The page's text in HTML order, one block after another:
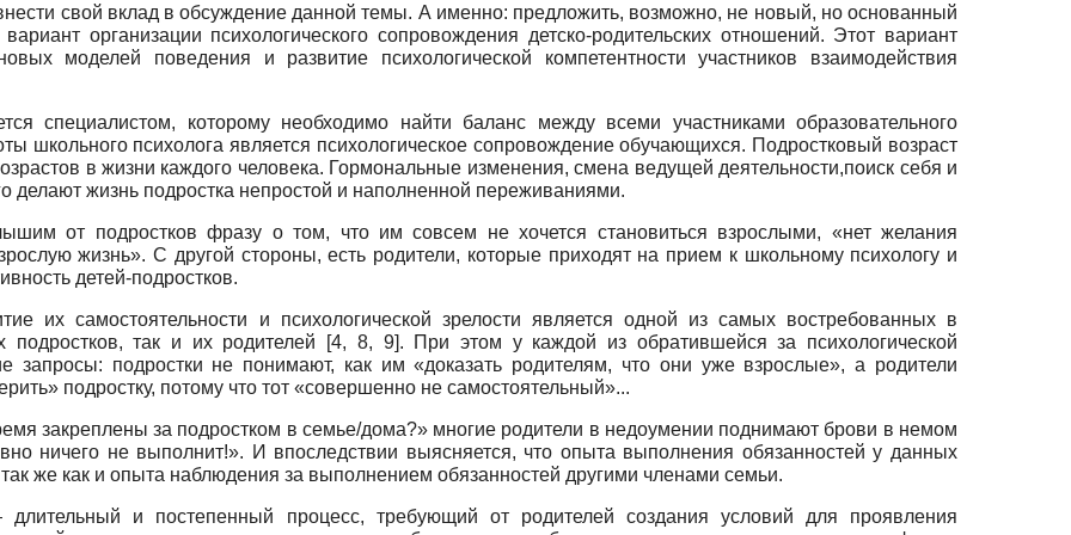
свой вклад в обсуждение данной темы. А именно: предложить, возможно, не новый, но основанный
организации психологического сопровождения детско-родительских отношений. Этот вариант
моделей поведения и развитие психологической компетентности участников взаимодействия
специалистом, которому необходимо найти баланс между всеми участниками образовательного
школьного психолога является психологическое сопровождение обучающихся. Подростковый возраст
в жизни каждого человека. Гормональные изменения, смена ведущей деятельности,поиск себя и
делают жизнь подростка непростой и наполненной переживаниями.
от подростков фразу о том, что им совсем не хочется становиться взрослыми, «нет желания
жизнь». С другой стороны, есть родители, которые приходят на прием к школьному психологу и
детей-подростков.
их самостоятельности и психологической зрелости является одной из самых востребованных в
подростков, так и их родителей [4, 8, 9]. При этом у каждой из обратившейся за психологической
запросы: подростки не понимают, как им «доказать родителям, что они уже взрослые», а родители
подростку, потому что тот «совершенно не самостоятельный»...
закреплены за подростком в семье/дома?» многие родители в недоумении поднимают брови в немом
ничего не выполнит!». И впоследствии выясняется, что опыта выполнения обязанностей у данных
же как и опыта наблюдения за выполнением обязанностей другими членами семьи.
и постепенный процесс, требующий от родителей создания условий для проявления